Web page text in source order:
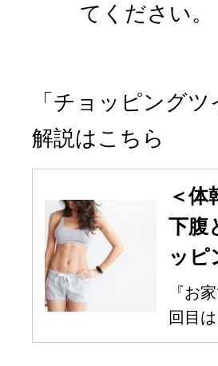
てください。
「チョッピング
解説はこちら
＜
下腹
ッピ
『お
回目